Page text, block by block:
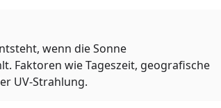
wenn die Sonne
Faktoren wie Tageszeit, geografische
UV-Strahlung.